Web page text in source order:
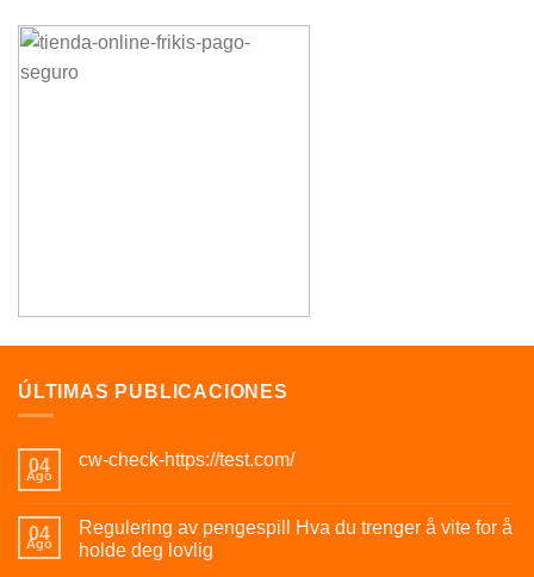
ÚLTIMAS PUBLICACIONES
04
Ago
cw-check-https://test.com/
04
Ago
Regulering av pengespill Hva du trenger å vite for å
holde deg lovlig